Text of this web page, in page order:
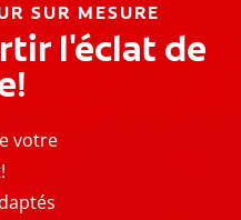
SUR MESURE
l'éclat de
votre